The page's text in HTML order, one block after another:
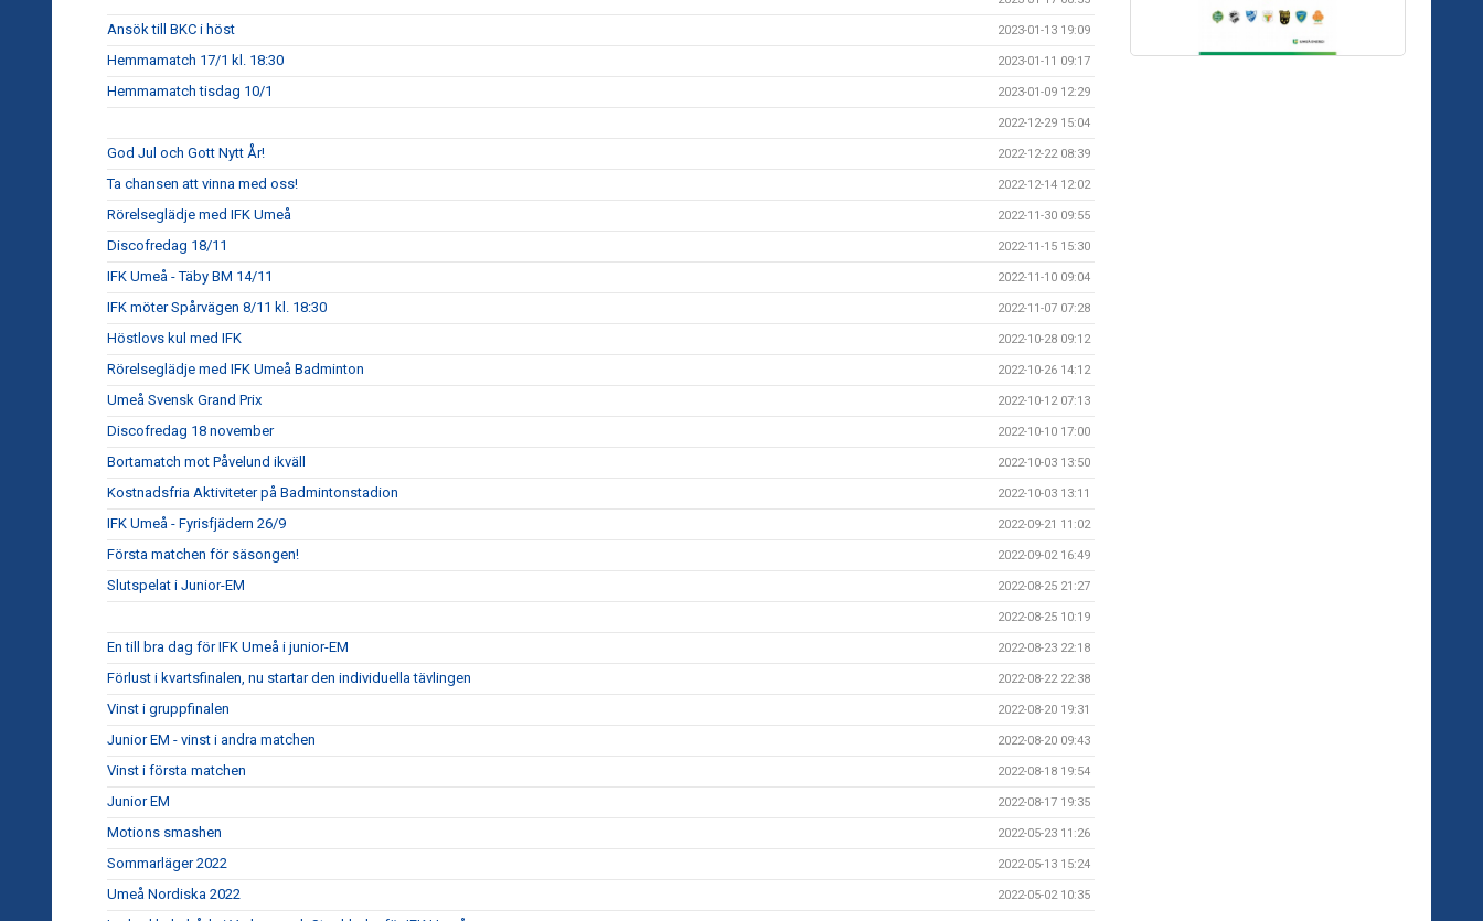
Ansök till BKC i höst 2023-01-13 19:09
Hemmamatch 17/1 kl. 18:30 2023-01-11 09:17
Hemmamatch tisdag 10/1 2023-01-09 12:29
2022-12-29 15:04
God Jul och Gott Nytt År! 2022-12-22 08:39
Ta chansen att vinna med oss! 2022-12-14 12:02
Rörelseglädje med IFK Umeå 2022-11-30 09:55
Discofredag 18/11 2022-11-15 15:30
IFK Umeå - Täby BM 14/11 2022-11-10 09:04
IFK möter Spårvägen 8/11 kl. 18:30 2022-11-07 07:28
Höstlovs kul med IFK 2022-10-28 09:12
Rörelseglädje med IFK Umeå Badminton 2022-10-26 14:12
Umeå Svensk Grand Prix 2022-10-12 07:13
Discofredag 18 november 2022-10-10 17:00
Bortamatch mot Påvelund ikväll 2022-10-03 13:50
Kostnadsfria Aktiviteter på Badmintonstadion 2022-10-03 13:11
IFK Umeå - Fyrisfjädern 26/9 2022-09-21 11:02
Första matchen för säsongen! 2022-09-02 16:49
Slutspelat i Junior-EM 2022-08-25 21:27
2022-08-25 10:19
En till bra dag för IFK Umeå i junior-EM 2022-08-23 22:18
Förlust i kvartsfinalen, nu startar den individuella tävlingen 2022-08-22 22:38
Vinst i gruppfinalen 2022-08-20 19:31
Junior EM - vinst i andra matchen 2022-08-20 09:43
Vinst i första matchen 2022-08-18 19:54
Junior EM 2022-08-17 19:35
Motions smashen 2022-05-23 11:26
Sommarläger 2022 2022-05-13 15:24
Umeå Nordiska 2022 2022-05-02 10:35